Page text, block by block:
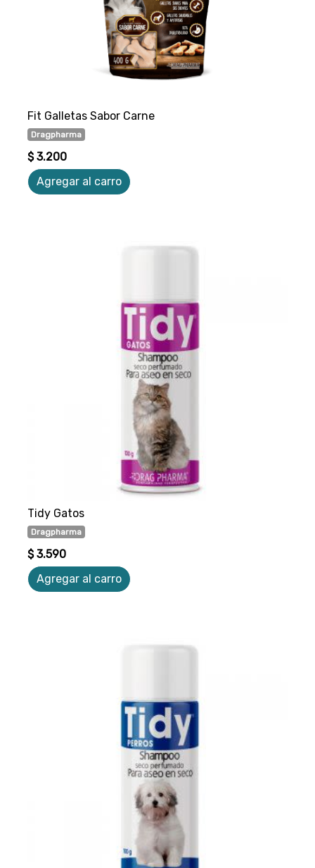
Fit Galletas Sabor Carne
Dragpharma
$ 3.200
Agregar al carro
Tidy Gatos
Dragpharma
$ 3.590
Agregar al carro